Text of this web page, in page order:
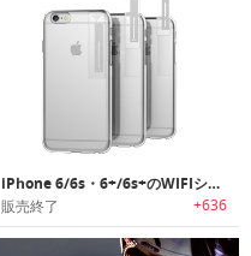
iPhone 6/6s・6+/6s+のWIFIシグナルを拡張するクリアケース「LINKASE CLEAR」
販売終了 +636